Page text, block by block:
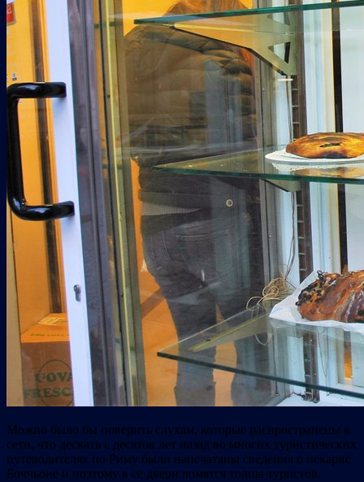
Можно было бы поверить слухам, которые распространены в
сети, что дескать с десяток лет назад во многих туристических
путеводителях по Риму были напечатаны сведения о пекарне
Боччьоне и поэтому в ее двери ломятся толпы туристов.